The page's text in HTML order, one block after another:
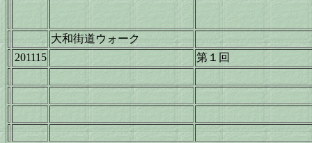
大和街道ウォーク
201115
第１回